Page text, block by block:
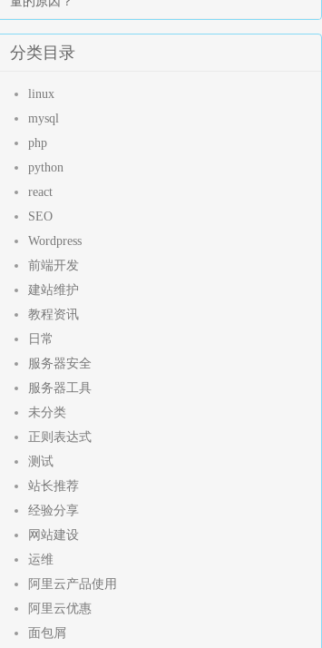
分类目录
linux
mysql
php
python
react
SEO
Wordpress
前端开发
建站维护
教程资讯
日常
服务器安全
服务器工具
未分类
正则表达式
测试
站长推荐
经验分享
网站建设
运维
阿里云产品使用
阿里云优惠
面包屑